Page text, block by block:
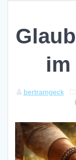
im
bertramgeck